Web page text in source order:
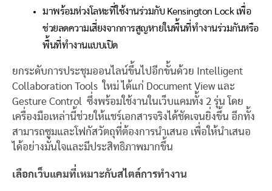
มาพร้อมห่วงโลหะที่ใช้งานร่วมกับ Kensington Lock เพื่อ
ช่วยลดความเสี่ยงจากการสูญหายในพื้นที่ทำงานร่วมกันหรือ
พื้นที่ทำงานแบบเปิด
ยกระดับการประชุมออนไลน์ขึ้นไปอีกขั้นด้วย Intelligent
Collaboration Tools ใหม่ ได้แก่ Document View และ
Gesture Control ซึ่งพร้อมใช้งานในเว็บแคมทั้ง 2 รุ่น โดย
เครื่องมือเหล่านี้ช่วยให้แชร์เอกสารจริงได้ชัดเจนยิ่งขึ้น อีกทั้ง
สามารถซูมและโฟกัสวัตถุที่ต้องการนำเสนอ เพื่อให้นำเสนอ
ได้อย่างมั่นใจและมีประสิทธิภาพมากขึ้น
เลือกเว็บแคมที่เหมาะกับสไตล์การทำงาน